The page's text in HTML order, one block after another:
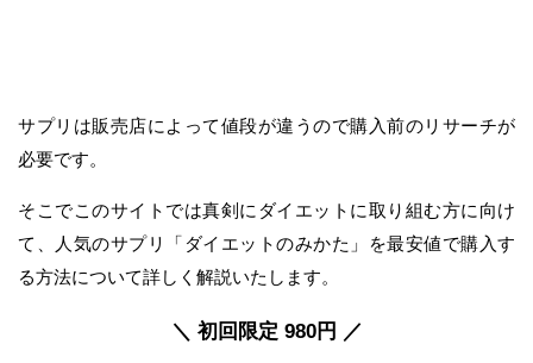
サプリは販売店によって値段が違うので購入前のリサーチが
必要です。
そこでこのサイトでは真剣にダイエットに取り組む方に向け
て、人気のサプリ「ダイエットのみかた」を最安値で購入す
る方法について詳しく解説いたします。
＼ 初回限定 980円 ／